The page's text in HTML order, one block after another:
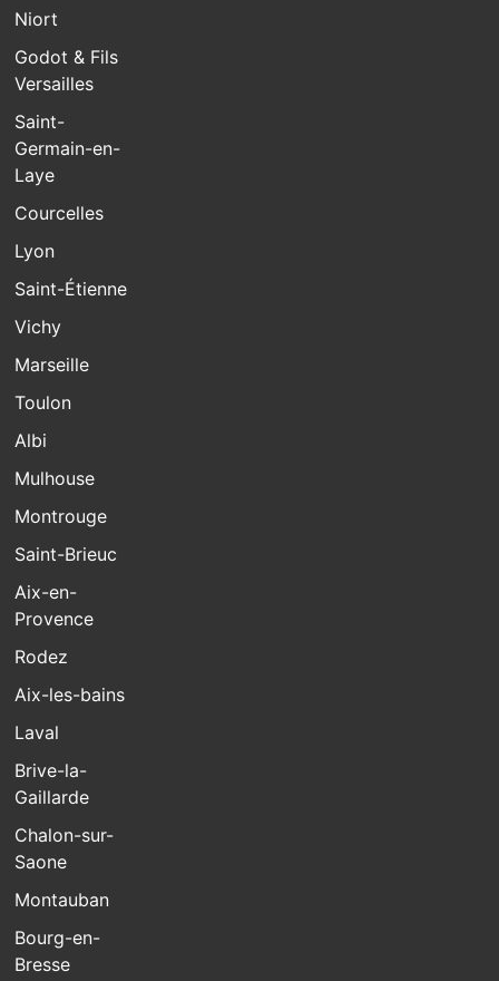
Niort
Godot & Fils
Versailles
Saint-
Germain-en-
Laye
Courcelles
Lyon
Saint-Étienne
Vichy
Marseille
Toulon
Albi
Mulhouse
Montrouge
Saint-Brieuc
Aix-en-
Provence
Rodez
Aix-les-bains
Laval
Brive-la-
Gaillarde
Chalon-sur-
Saone
Montauban
Bourg-en-
Bresse